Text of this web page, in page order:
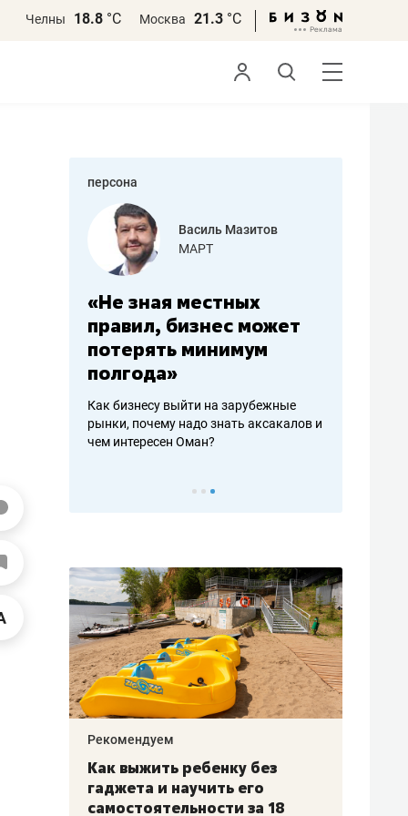
Челны 18.8 °С Москва 21.3 °С
персона
работа
Василь Мазитов
МАРТ
«Не зная местных
правил, бизнес может
потерять минимум
полгода»
Как бизнесу выйти на зарубежные
рынки, почему надо знать аксакалов и
чем интересен Оман?
–
Рекомендуем
Как выжить ребенку без
гаджета и научить его
самостоятельности за 18